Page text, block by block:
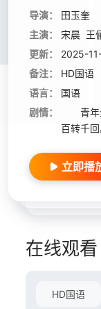
导演：
田玉奎
主演：
宋晨 王
更新：
2025-
备注：
HD国语
语言：
国语
剧情：
青年企
百转千
立即播
在线观看
HD国语